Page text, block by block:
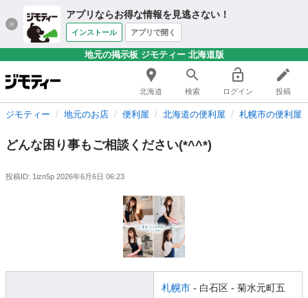
アプリならお得な情報を見逃さない！
インストール アプリで開く
地元の掲示板 ジモティー 北海道版
北海道 検索 ログイン 投稿
ジモティー 地元のお店 便利屋 北海道の便利屋 札幌市の便利屋
どんな困り事もご相談ください(*^^*)
投稿ID: 1izn5p 2026年6月6日 06:23
札幌市 - 白石区 - 菊水元町五